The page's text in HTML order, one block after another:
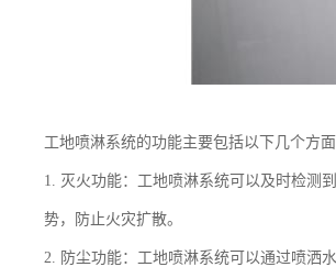
工地喷淋系统的功能主要包括以下几个方面
1. 灭火功能：工地喷淋系统可以及时检测
势，防止火灾扩散。
2. 防尘功能：工地喷淋系统可以通过喷洒